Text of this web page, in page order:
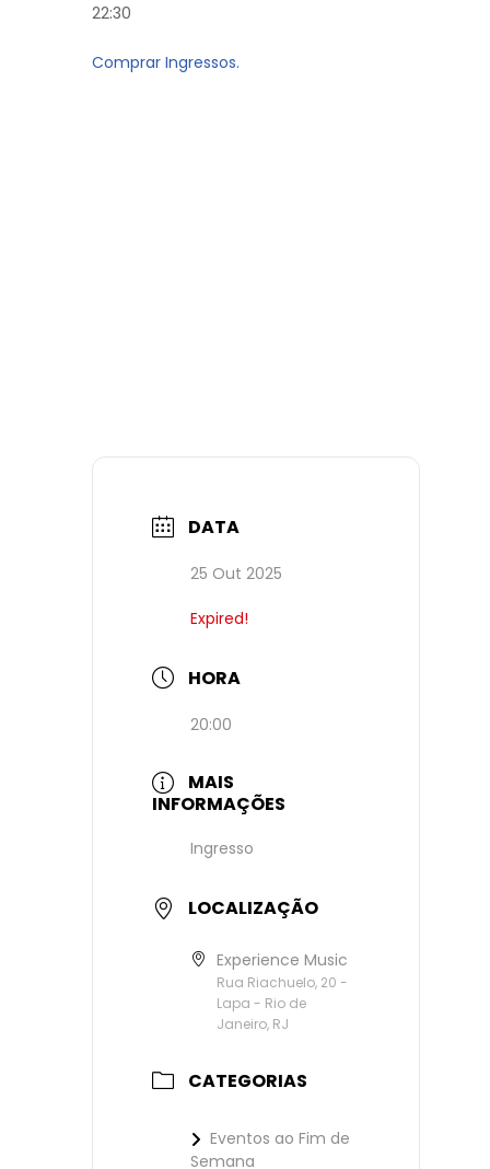
22:30
Comprar Ingressos.
DATA
25 Out 2025
Expired!
HORA
20:00
MAIS
INFORMAÇÕES
Ingresso
LOCALIZAÇÃO
Experience Music
Rua Riachuelo, 20 -
Lapa - Rio de
Janeiro, RJ
CATEGORIAS
Eventos ao Fim de
Semana